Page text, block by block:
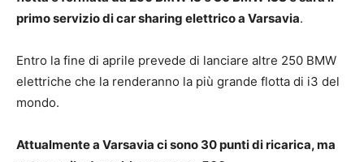
primo servizio di car sharing elettrico a Varsavia.
Entro la fine di aprile prevede di lanciare altre 250 BMW
elettriche che la renderanno la più grande flotta di i3 del
mondo.
Attualmente a Varsavia ci sono 30 punti di ricarica, ma